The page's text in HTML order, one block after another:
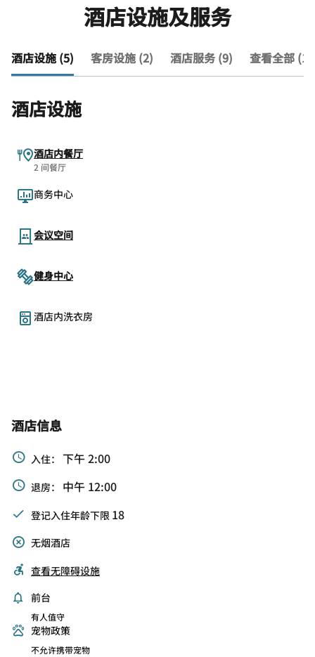
酒店设施及服务
酒店设施 (5) 客房设施 (2) 酒店服务 (9) 查看全部
酒店设施
酒店内餐厅
2 间餐厅
商务中心
会议空间
健身中心
酒店内洗衣房
酒店信息
入住： 下午 2:00
退房： 中午 12:00
登记入住年龄下限 18
无烟酒店
查看无障碍设施
前台
有人值守
宠物政策
不允许携带宠物